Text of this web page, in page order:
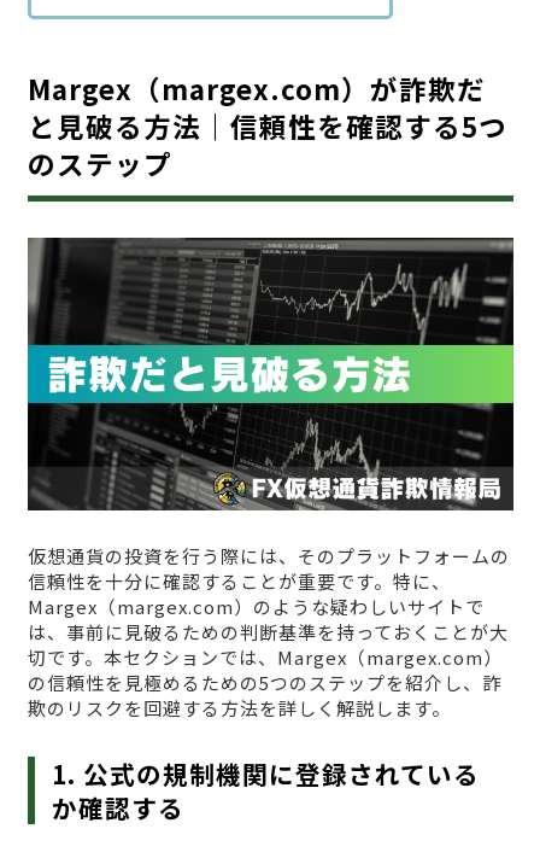
Margex（margex.com）が詐欺だ
と見破る方法｜信頼性を確認する5つ
のステップ
仮想通貨の投資を行う際には、そのプラットフォームの
信頼性を十分に確認することが重要です。特に、
Margex（margex.com）のような疑わしいサイトで
は、事前に見破るための判断基準を持っておくことが大
切です。本セクションでは、Margex（margex.com）
の信頼性を見極めるための5つのステップを紹介し、詐
欺のリスクを回避する方法を詳しく解説します。
1. 公式の規制機関に登録されている
か確認する